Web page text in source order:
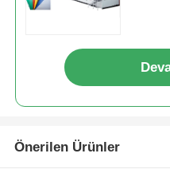
Önerilen Ürünler